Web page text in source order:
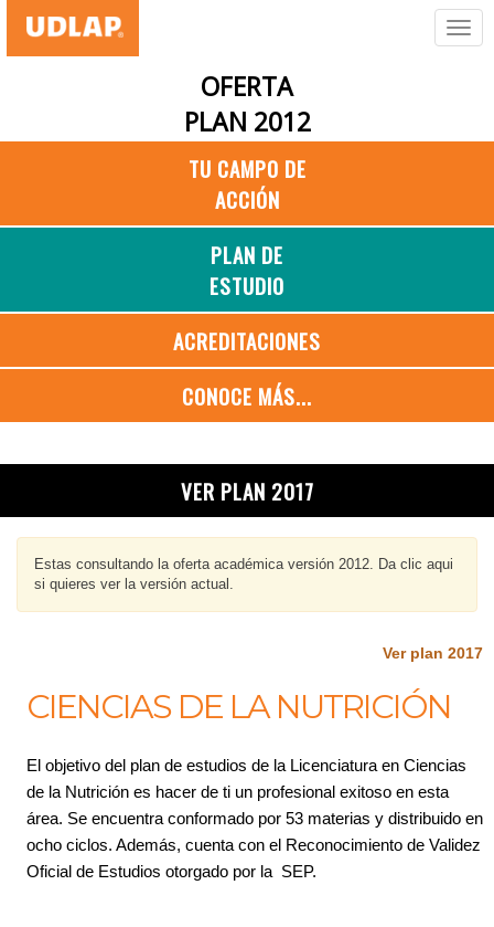
OFERTA
PLAN 2012
TU CAMPO DE
ACCIÓN
PLAN DE
ESTUDIO
ACREDITACIONES
CONOCE MÁS...
VER PLAN 2017
Estas consultando la oferta académica versión 2012. Da clic aqui
si quieres ver la versión actual.
Ver plan 2017
CIENCIAS DE LA NUTRICIÓN
El objetivo del plan de estudios de la Licenciatura en Ciencias
de la Nutrición es hacer de ti un profesional exitoso en esta
área. Se encuentra conformado por 53 materias y distribuido en
ocho ciclos. Además, cuenta con el Reconocimiento de Validez
Oficial de Estudios otorgado por la SEP.